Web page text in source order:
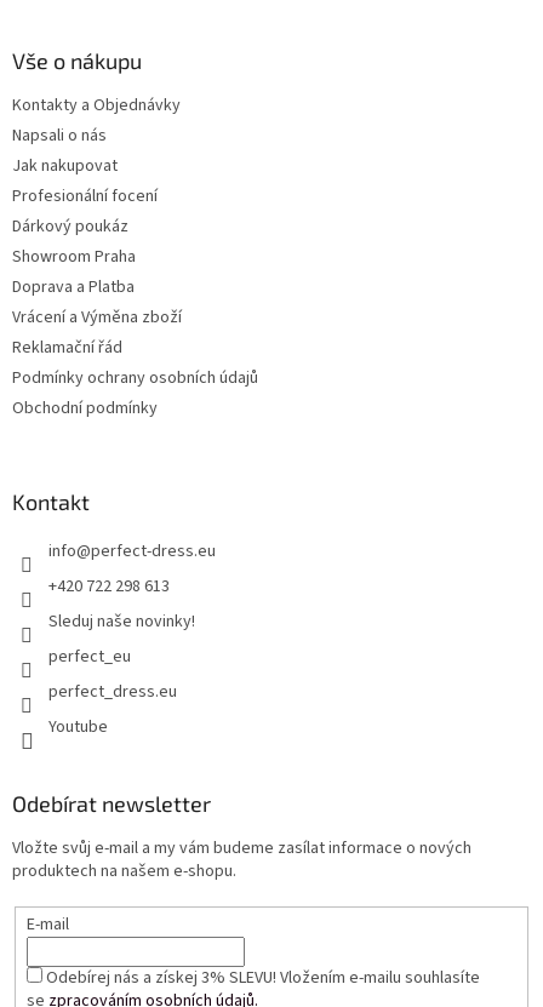
Vše o nákupu
Kontakty a Objednávky
Napsali o nás
Jak nakupovat
Profesionální focení
Dárkový poukáz
Showroom Praha
Doprava a Platba
Vrácení a Výměna zboží
Reklamační řád
Podmínky ochrany osobních údajů
Obchodní podmínky
Kontakt
info@perfect-dress.eu
+420 722 298 613
Sleduj naše novinky!
perfect_eu
perfect_dress.eu
Youtube
Odebírat newsletter
Vložte svůj e-mail a my vám budeme zasílat informace o nových
produktech na našem e-shopu.
E-mail
Odebírej nás a získej 3% SLEVU! Vložením e-mailu souhlasíte
se zpracováním osobních údajů.